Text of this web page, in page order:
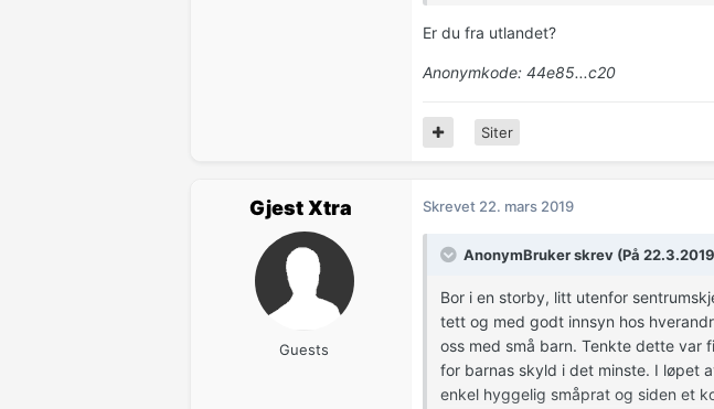
Er du fra utlandet?
Anonymkode: 44e85...c20
Siter
Gjest Xtra
Guests
Skrevet 22. mars 2019
AnonymBruker skrev (På
Bor i en storby, litt utenfor
tett og med godt innsyn hos
oss med små barn. Tenkte dette var
for barnas skyld i det minste. I løpet
enkel hyggelig småprat og siden et